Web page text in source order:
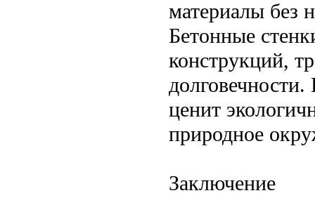
материалы без
Бетонные
конструкций,
ценит
природное
Заключение